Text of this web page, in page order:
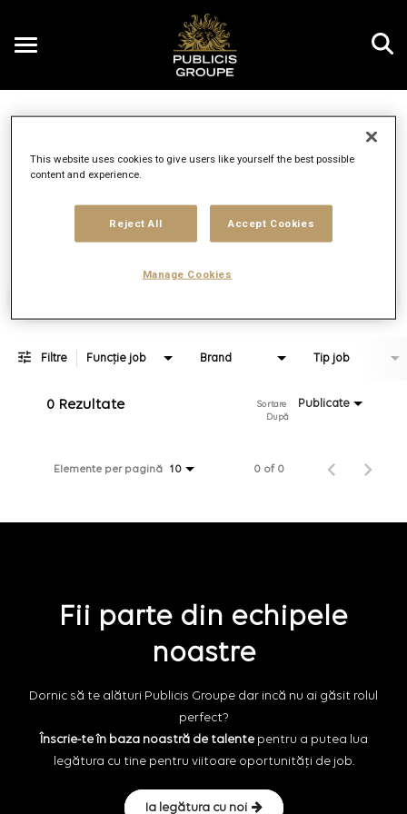
Toggle
10 MI
Filtre Funcție job Brand Tip job
0 Rezultate Publicate
Sortare
După
Elemente per pagină 10 0 of 0
Fii parte din echipele
noastre
Dornic să te alături Publicis Groupe dar incă nu ai găsit rolul
perfect?
Înscrie-te în baza noastră de talentepentru a putea lua
legătura cu tine pentru viitoare oportunități de job.
Ia legătura cu noi
This website uses cookies to give users like yourself the best possible
content and experience.
Reject All Accept Cookies
Manage Cookies